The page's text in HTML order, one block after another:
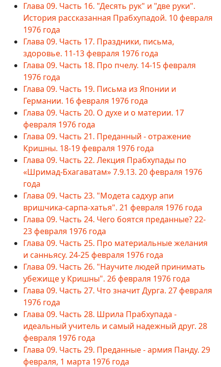
Глава 09. Часть 16. "Десять рук" и "две руки".
История рассказанная Прабхупадой. 10 февраля
1976 года
Глава 09. Часть 17. Праздники, письма,
здоровье. 11-13 февраля 1976 года
Глава 09. Часть 18. Про пчелу. 14-15 февраля
1976 года
Глава 09. Часть 19. Письма из Японии и
Германии. 16 февраля 1976 года
Глава 09. Часть 20. О духе и о материи. 17
февраля 1976 года
Глава 09. Часть 21. Преданный - отражение
Кришны. 18-19 февраля 1976 года
Глава 09. Часть 22. Лекция Прабхупады по
«Шримад-Бхагаватам» 7.9.13. 20 февраля 1976
года
Глава 09. Часть 23. "Модета садхур апи
вришчика-сарпа-хатья". 21 февраля 1976 года
Глава 09. Часть 24. Чего боятся преданные? 22-
23 февраля 1976 года
Глава 09. Часть 25. Про материальные желания
и санньясу. 24-25 февраля 1976 года
Глава 09. Часть 26. "Научите людей принимать
убежище у Кришны". 26 февраля 1976 года
Глава 09. Часть 27. Что значит Дурга. 27 февраля
1976 года
Глава 09. Часть 28. Шрила Прабхупада -
идеальный учитель и самый надежный друг. 28
февраля 1976 года
Глава 09. Часть 29. Преданные - армия Панду. 29
февраля, 1 марта 1976 года